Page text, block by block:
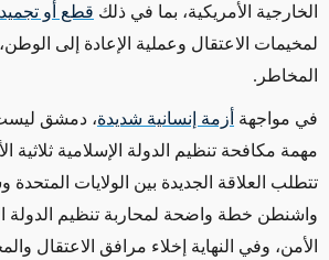
الخارجية الأمريكية، بما في ذلك قطع أو تجميد
لمخيمات الاعتقال وعملية الإعادة إلى
المخاطر .
في مواجهة أزمة إنسانية شديدة، دمشق
مهمة مكافحة تنظيم الدولة الإسلامية ثلاثية
تتطلب العلاقة الجديدة بين الولايات
واشنطن خطة واضحة لمحاربة تنظيم الدولة
الأمن، وفي النهاية إخلاء مرافق الاعتقال